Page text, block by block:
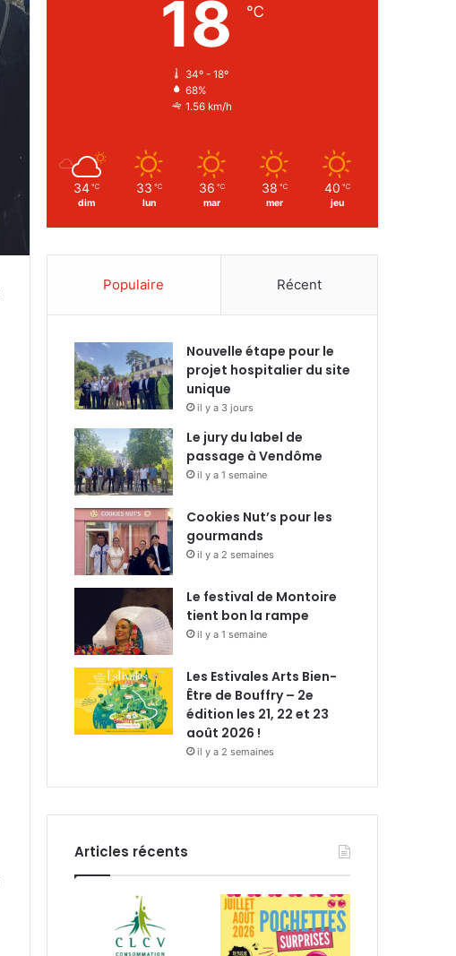
18 ℃
34º - 18º
68%
1.56 km/h
34 ℃
dim
33 ℃
lun
36 ℃
mar
38 ℃
mer
40 ℃
jeu
Populaire Récent
Nouvelle étape pour le
projet hospitalier du site
unique
il y a 3 jours
Le jury du label de
passage à Vendôme
il y a 1 semaine
Cookies Nut’s pour les
gourmands
il y a 2 semaines
Le festival de Montoire
tient bon la rampe
il y a 1 semaine
Les Estivales Arts Bien-
Être de Bouffry – 2e
édition les 21, 22 et 23
août 2026 !
il y a 2 semaines
Articles récents